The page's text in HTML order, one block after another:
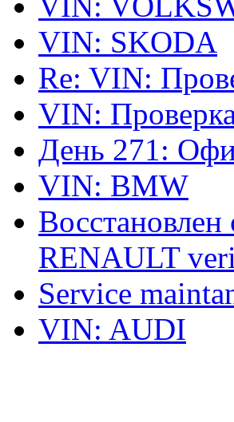
VIN: SKODA
Re: VIN:
VIN:
День 271:
VIN: BMW
RENAULT
Service
VIN: AUDI